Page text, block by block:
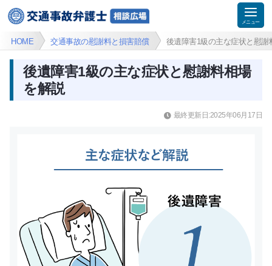
HOME 交通事故の慰謝料と損害賠償 後遺障害1級の主な症状と慰謝
後遺障害1級の主な症状と慰謝料相場
を解説
最終更新日:2025年06月17日